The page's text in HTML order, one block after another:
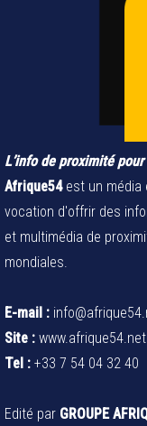
L’info de proximité
Afrique54est un média
vocation d'offrir des
et multimédia de
mondiales.
E-mail :
Site : www.afrique54.net
Tel : +33 7 54 04 32 40
Edité par GROUPE